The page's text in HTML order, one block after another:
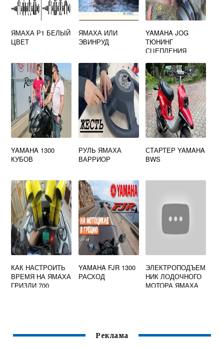
ЯМАХА Р1 БЕЛЫЙ
ЦВЕТ
ЯМАХА ИЛИ
ЭВИНРУД
YAMAHA JOG
ТЮНИНГ
СЦЕПЛЕНИЯ
YAMAHA 1300
КУБОВ
РУЛЬ ЯМАХА
ВАРРИОР
СТАРТЕР YAMAHA
BWS
КАК НАСТРОИТЬ
ВРЕМЯ НА ЯМАХА
ГРИЗЛИ 700
YAMAHA FJR 1300
РАСХОД
ЭЛЕКТРОПОДЪЕМ
НИК ЛОДОЧНОГО
МОТОРА ЯМАХА
Реклама